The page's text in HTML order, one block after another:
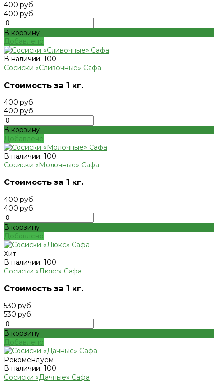
400 руб.
400 руб.
В корзину
Добавлено
В наличии: 100
Сосиски «Сливочные» Сафа
Стоимость за 1 кг.
400 руб.
400 руб.
В корзину
Добавлено
В наличии: 100
Сосиски «Молочные» Сафа
Стоимость за 1 кг.
400 руб.
400 руб.
В корзину
Добавлено
Хит
В наличии: 100
Сосиски «Люкс» Сафа
Стоимость за 1 кг.
530 руб.
530 руб.
В корзину
Добавлено
Рекомендуем
В наличии: 100
Сосиски «Дачные» Сафа